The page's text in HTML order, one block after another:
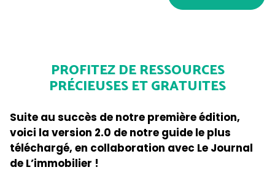
PROFITEZ DE RESSOURCES
PRÉCIEUSES ET GRATUITES
Suite au succès de notre première édition,
voici la version 2.0 de notre guide le plus
téléchargé, en collaboration avec Le Journal
de L’immobilier !